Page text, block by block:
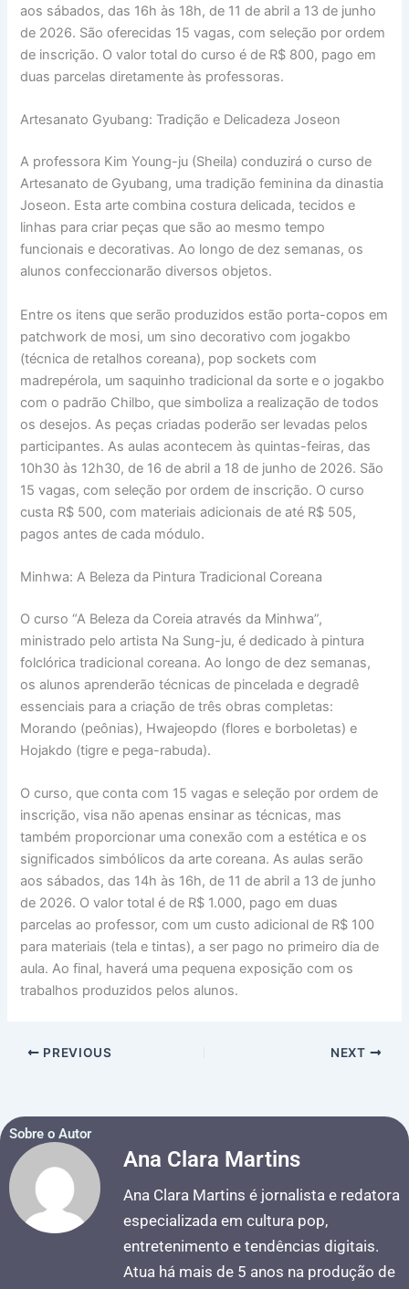
aos sábados, das 16h às 18h, de 11 de abril a 13 de junho
de 2026. São oferecidas 15 vagas, com seleção por ordem
de inscrição. O valor total do curso é de R$ 800, pago em
duas parcelas diretamente às professoras.
Artesanato Gyubang: Tradição e Delicadeza Joseon
A professora Kim Young-ju (Sheila) conduzirá o curso de
Artesanato de Gyubang, uma tradição feminina da dinastia
Joseon. Esta arte combina costura delicada, tecidos e
linhas para criar peças que são ao mesmo tempo
funcionais e decorativas. Ao longo de dez semanas, os
alunos confeccionarão diversos objetos.
Entre os itens que serão produzidos estão porta-copos em
patchwork de mosi, um sino decorativo com jogakbo
(técnica de retalhos coreana), pop sockets com
madrepérola, um saquinho tradicional da sorte e o jogakbo
com o padrão Chilbo, que simboliza a realização de todos
os desejos. As peças criadas poderão ser levadas pelos
participantes. As aulas acontecem às quintas-feiras, das
10h30 às 12h30, de 16 de abril a 18 de junho de 2026. São
15 vagas, com seleção por ordem de inscrição. O curso
custa R$ 500, com materiais adicionais de até R$ 505,
pagos antes de cada módulo.
Minhwa: A Beleza da Pintura Tradicional Coreana
O curso “A Beleza da Coreia através da Minhwa”,
ministrado pelo artista Na Sung-ju, é dedicado à pintura
folclórica tradicional coreana. Ao longo de dez semanas,
os alunos aprenderão técnicas de pincelada e degradê
essenciais para a criação de três obras completas:
Morando (peônias), Hwajeopdo (flores e borboletas) e
Hojakdo (tigre e pega-rabuda).
O curso, que conta com 15 vagas e seleção por ordem de
inscrição, visa não apenas ensinar as técnicas, mas
também proporcionar uma conexão com a estética e os
significados simbólicos da arte coreana. As aulas serão
aos sábados, das 14h às 16h, de 11 de abril a 13 de junho
de 2026. O valor total é de R$ 1.000, pago em duas
parcelas ao professor, com um custo adicional de R$ 100
para materiais (tela e tintas), a ser pago no primeiro dia de
aula. Ao final, haverá uma pequena exposição com os
trabalhos produzidos pelos alunos.
PREVIOUS NEXT
Sobre o Autor
Ana Clara Martins
Ana Clara Martins é jornalista e redatora
especializada em cultura pop,
entretenimento e tendências digitais.
Atua há mais de 5 anos na produção de